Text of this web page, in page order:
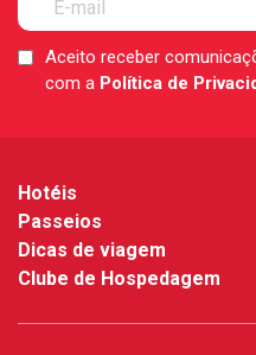
LGPDAceito receber
com a Política de
Hotéis
Passeios
Dicas de viagem
Clube de Hospedagem